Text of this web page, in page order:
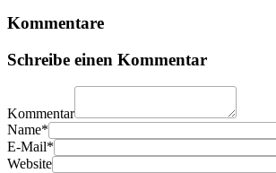
Kommentare
Schreibe einen Kommentar
Kommentar
Name*
E-Mail*
Website